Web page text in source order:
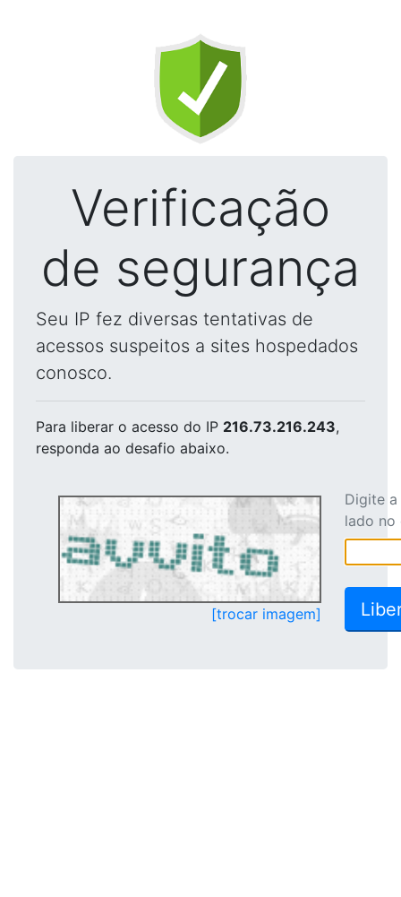
Verificação
de segurança
Seu IP fez diversas tentativas de
acessos suspeitos a sites hospedados
conosco.
Para liberar o acesso do IP 216.73.216.243,
responda ao desafio abaixo.
[trocar imagem]
Digite
lado no